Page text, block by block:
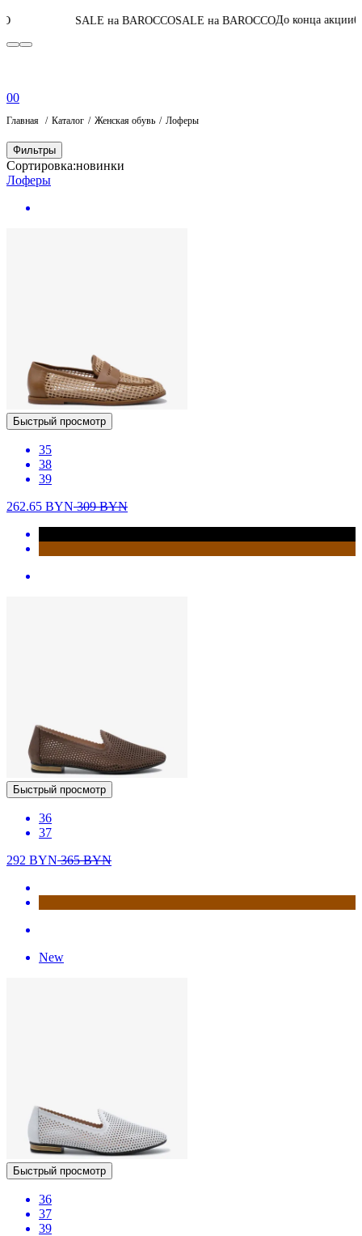
SALE на BAROCCOSALE на BAROCCOДо конца акции04:07:39:59
00
Главная Каталог Женская обувь Лоферы
Фильтры
Сортировка:новинки
Лоферы
Быстрый просмотр
35
38
39
262.65 BYN309BYN
Быстрый просмотр
36
37
292 BYN365BYN
New
Быстрый просмотр
36
37
39